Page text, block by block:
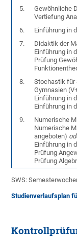
5.
Gewöhnliche
Vertiefung
6.
Einführung in
7.
Didaktik der
Einführung in
Prüfung
8.
Stochastik für
Gymnasien
Einführung in
Einführung in
9. Numerische
Numerische
angeboten)
Einführung in
Prüfung
Prüfung
SWS:
Studienverlaufsplan